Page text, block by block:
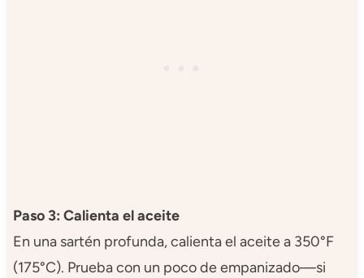
Paso 3: Calienta el aceite
En una sartén profunda, calienta el aceite a 350°F
(175°C). Prueba con un poco de empanizado—si